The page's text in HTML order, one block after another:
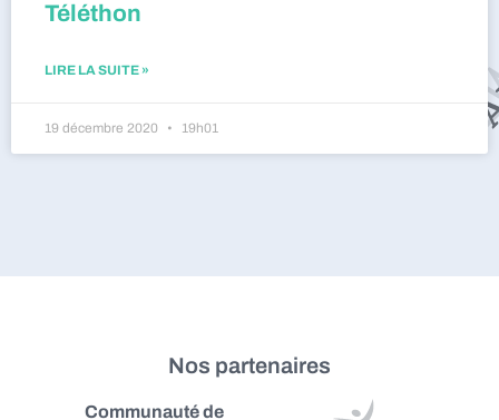
Téléthon
LIRE LA SUITE »
19 décembre 2020 19h01
Nos partenaires
Communauté de